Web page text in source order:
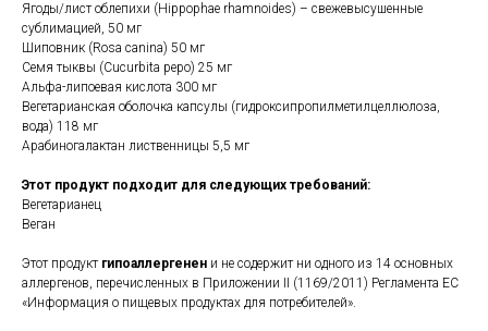
Ягоды/лист облепихи (Hippophae rhamnoides) – свежевысушенные
сублимацией, 50 мг
Шиповник (Rosa canina) 50 мг
Семя тыквы (Cucurbita pepo) 25 мг
Альфа-липоевая кислота 300 мг
Вегетарианская оболочка капсулы (гидроксипропилметилцеллюлоза,
вода) 118 мг
Арабиногалактан лиственницы 5,5 мг
Этот продукт подходит для следующих требований:
Вегетарианец
Веган
Этот продукт гипоаллергенен и не содержит ни одного из 14 основных
аллергенов, перечисленных в Приложении II (1169/2011) Регламента ЕС
«Информация о пищевых продуктах для потребителей».